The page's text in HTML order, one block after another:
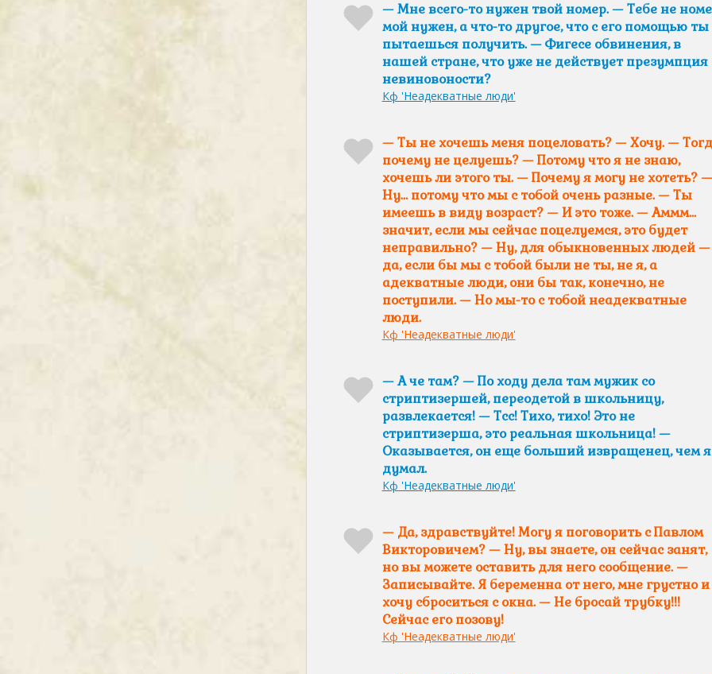
— Мне всего-то нужен твой номер. — Тебе не
мой нужен, а что-то другое, что с его помощью ты
пытаешься получить. — Фигесе обвинения, в
нашей стране, что уже не действует презумпция
невиновоности?
Кф 'Неадекватные люди'
— Ты не хочешь меня поцеловать? — Хочу. —
почему не целуешь? — Потому что я не знаю,
хочешь ли этого ты. — Почему я могу не хотеть? —
Ну… потому что мы с тобой очень разные. — Ты
имеешь в виду возраст? — И это тоже. — Аммм…
значит, если мы сейчас поцелуемся, это будет
неправильно? — Ну, для обыкновенных людей —
да, если бы мы с тобой были не ты, не я, а
адекватные люди, они бы так, конечно, не
поступили. — Но мы-то с тобой неадекватные
люди.
Кф 'Неадекватные люди'
— А че там? — По ходу дела там мужик со
стриптизершей, переодетой в школьницу,
развлекается! — Тсс! Тихо, тихо! Это не
стриптизерша, это реальная школьница! —
Оказывается, он еще больший извращенец, чем я
думал.
Кф 'Неадекватные люди'
— Да, здравствуйте! Могу я поговорить с Павлом
Викторовичем? — Ну, вы знаете, он сейчас занят,
но вы можете оставить для него сообщение. —
Записывайте. Я беременна от него, мне грустно и
хочу сброситься с окна. — Не бросай трубку!!!
Сейчас его позову!
Кф 'Неадекватные люди'